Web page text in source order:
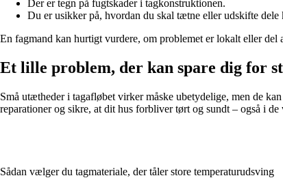
Der er tegn på fugtskader i tagkonstruktionen.
Du er usikker på, hvordan du skal tætne eller udskifte dele
En fagmand kan hurtigt vurdere, om problemet er lokalt eller del
Et lille problem, der kan spare dig for
Små utætheder i tagafløbet virker måske ubetydelige, men de
reparationer og sikre, at dit hus forbliver tørt og sundt – også i de
Sådan vælger du tagmateriale, der tåler store temperaturudsving